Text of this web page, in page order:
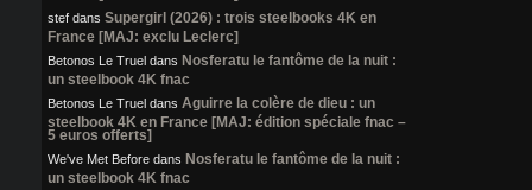
stef dans Supergirl (2026) : trois steelbooks 4K en
France [MAJ: exclu Leclerc]
Betonos Le Truel dans Nosferatu le fantôme de la nuit :
un steelbook 4K fnac
Betonos Le Truel dans Aguirre la colère de dieu : un
steelbook 4K en France [MAJ: édition spéciale fnac –
5 euros offerts]
We've Met Before dans Nosferatu le fantôme de la nuit :
un steelbook 4K fnac